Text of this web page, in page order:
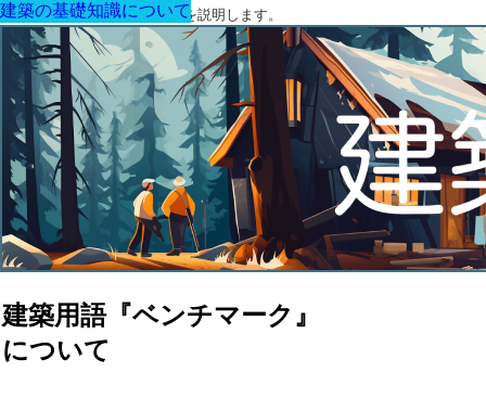
建築に関する用語と関連法令を説明します。
建築用語『ベンチマーク』
について
建築の基礎知識について
建築の基礎知識について
建築の基礎知識について
建築の基礎知識について
建築の基礎知識について
建築の基礎知識について
建築の基礎知識について